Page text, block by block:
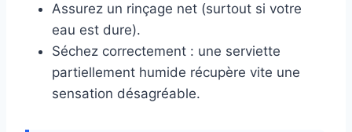
Assurez un rinçage net (surtout si votre
eau est dure).
Séchez correctement : une serviette
partiellement humide récupère vite une
sensation désagréable.